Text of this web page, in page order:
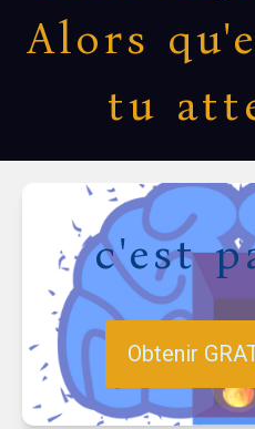
Alors
tu
c'est
Obtenir